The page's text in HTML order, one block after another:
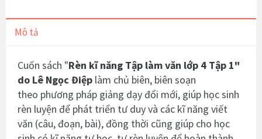
Mô tả
Cuốn sách "Rèn kĩ năng Tập làm văn lớp 4 Tập 1"
do Lê Ngọc Điệp làm chủ biên, biên soạn
theo phương pháp giảng dạy đổi mới, giúp học sinh
rèn luyện để phát triển tư duy và các kĩ năng viết
văn (câu, đoạn, bài), đồng thời cũng giúp cho học